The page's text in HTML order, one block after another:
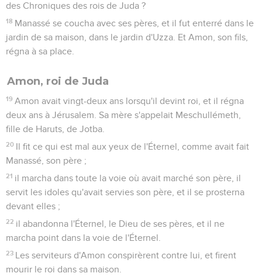
des Chroniques des rois de Juda ?
18 Manassé se coucha avec ses pères, et il fut enterré dans le
jardin de sa maison, dans le jardin d'Uzza. Et Amon, son fils,
régna à sa place.
Amon, roi de Juda
19 Amon avait vingt-deux ans lorsqu'il devint roi, et il régna
deux ans à Jérusalem. Sa mère s'appelait Meschullémeth,
fille de Haruts, de Jotba.
20 Il fit ce qui est mal aux yeux de l'Éternel, comme avait fait
Manassé, son père ;
21 il marcha dans toute la voie où avait marché son père, il
servit les idoles qu'avait servies son père, et il se prosterna
devant elles ;
22 il abandonna l'Éternel, le Dieu de ses pères, et il ne
marcha point dans la voie de l'Éternel.
23 Les serviteurs d'Amon conspirèrent contre lui, et firent
mourir le roi dans sa maison.